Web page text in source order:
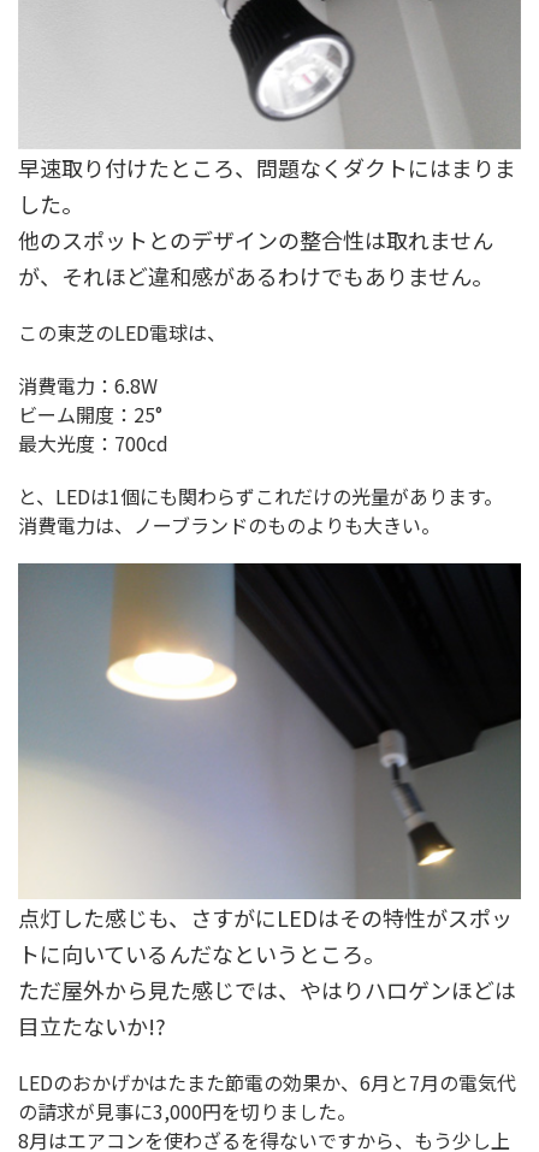
早速取り付けたところ、問題なくダクトにはまりま
した。
他のスポットとのデザインの整合性は取れません
が、それほど違和感があるわけでもありません。
この東芝のLED電球は、
消費電力：6.8W
ビーム開度：25°
最大光度：700cd
と、LEDは1個にも関わらずこれだけの光量があります。
消費電力は、ノーブランドのものよりも大きい。
点灯した感じも、さすがにLEDはその特性がスポッ
トに向いているんだなというところ。
ただ屋外から見た感じでは、やはりハロゲンほどは
目立たないか!?
LEDのおかげかはたまた節電の効果か、6月と7月の電気代
の請求が見事に3,000円を切りました。
8月はエアコンを使わざるを得ないですから、もう少し上